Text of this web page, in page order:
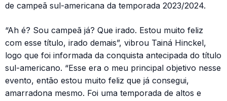
de campeã sul-americana da temporada 2023/2024.
“Ah é? Sou campeã já? Que irado. Estou muito feliz
com esse título, irado demais”, vibrou Tainá Hinckel,
logo que foi informada da conquista antecipada do título
sul-americano. “Esse era o meu principal objetivo nesse
evento, então estou muito feliz que já consegui,
amarradona mesmo. Foi uma temporada de altos e